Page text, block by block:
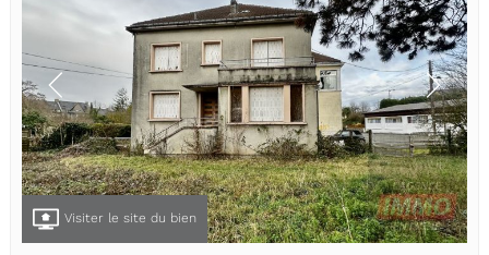
Visiter le site du bien